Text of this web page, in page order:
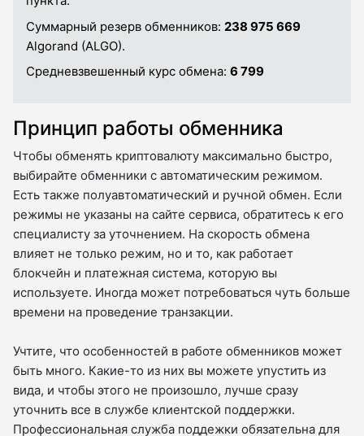
Суммарный резерв обменников: 238 975 669
Algorand (ALGO).
Средневзвешенный курс обмена: 6 799
Принцип работы обменника
Чтобы обменять криптовалюту максимально быстро,
выбирайте обменники с автоматическим режимом.
Есть также полуавтоматический и ручной обмен. Если
режимы не указаны на сайте сервиса, обратитесь к его
специалисту за уточнением. На скорость обмена
влияет не только режим, но и то, как работает
блокчейн и платежная система, которую вы
используете. Иногда может потребоваться чуть больше
времени на проведение транзакции.
Учтите, что особенностей в работе обменников может
быть много. Какие-то из них вы можете упустить из
вида, и чтобы этого не произошло, лучше сразу
уточнить все в службе клиентской поддержки.
Профессиональная служба поддежки обязательна для